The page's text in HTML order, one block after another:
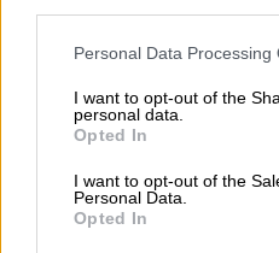
Please note that this website/
not limited to your visit or
grant or deny consent to
use your data for below
consent section.
Personal Data Processing
I want to opt-out of the
personal data.
Opted In
I want to opt-out of the
Personal Data.
Opted In
δασώδης» καθώς το
«φωλιασμένο» μέσα σε
καταπράσινο δάσος:
συνθέτουν ένα
μέτρα υψόμετρο.